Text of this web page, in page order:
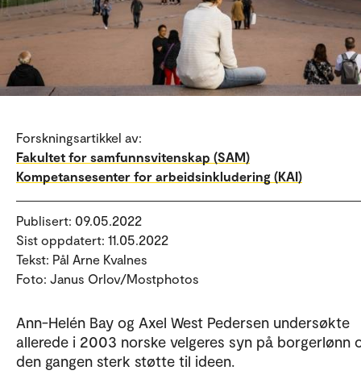
Forskningsartikkel av:
Fakultet for samfunnsvitenskap (SAM)
Kompetansesenter for arbeidsinkludering (KAI)
Publisert: 09.05.2022
Sist oppdatert: 11.05.2022
Tekst: Pål Arne Kvalnes
Foto: Janus Orlov/Mostphotos
Ann-Helén Bay og Axel West Pedersen undersøkte
allerede i 2003 norske velgeres syn på borgerlønn
den gangen sterk støtte til ideen.